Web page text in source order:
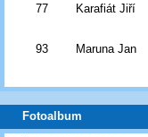
77 Karafiát Jiří
93 Maruna Jan
Fotoalbum